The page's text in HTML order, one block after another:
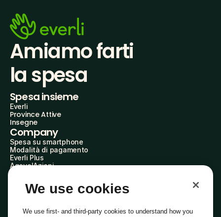
Amiamo farti
la spesa
Spesa insieme
Everli
Province Attive
Insegne
Company
Spesa su smartphone
Modalità di pagamento
Everli Plus
AgevolAzioni
Everli Shoppers
Scopri chi siamo
We use cookies
We use first- and third-party cookies to understand how you